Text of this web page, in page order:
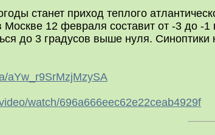
станет приход теплого
Москве 12 февраля составит от -3 до -
до 3 градусов выше нуля.
aYw_r9SrMzjMzySA
watch/696a666eec62e22ceab4929f